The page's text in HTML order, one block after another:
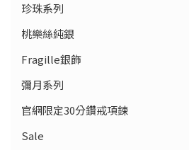
珍珠系列
桃樂絲純銀
Fragille銀飾
彌月系列
官網限定30分鑽戒項鍊
Sale